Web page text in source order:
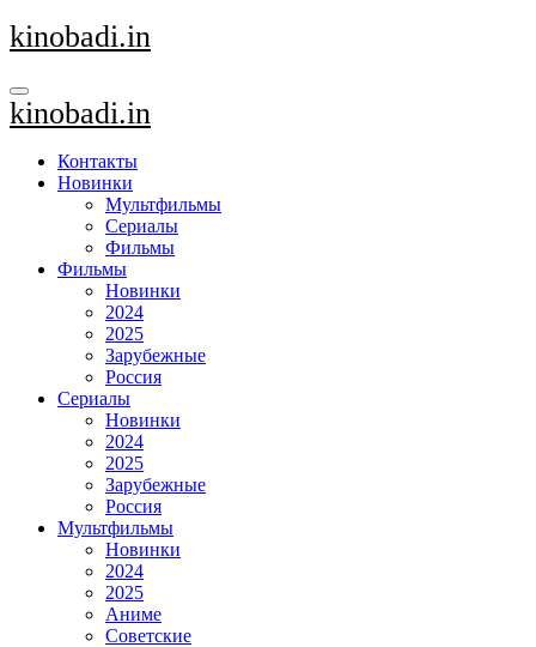
Перейти
к
kinobadi.in
kinobadi.in
Контакты
Новинки
Мультфильмы
Сериалы
Фильмы
Фильмы
Новинки
2024
2025
Зарубежные
Россия
Сериалы
Новинки
2024
2025
Зарубежные
Россия
Мультфильмы
Новинки
2024
2025
Аниме
Советские